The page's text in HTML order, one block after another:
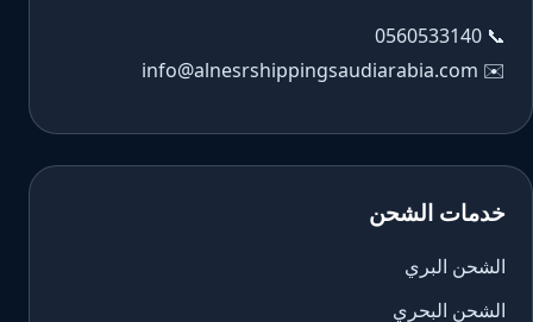
📞
0560533140
✉️
info@alnesrshippingsaudiarabia.com
خدمات الشحن
الشحن البري
الشحن البحري